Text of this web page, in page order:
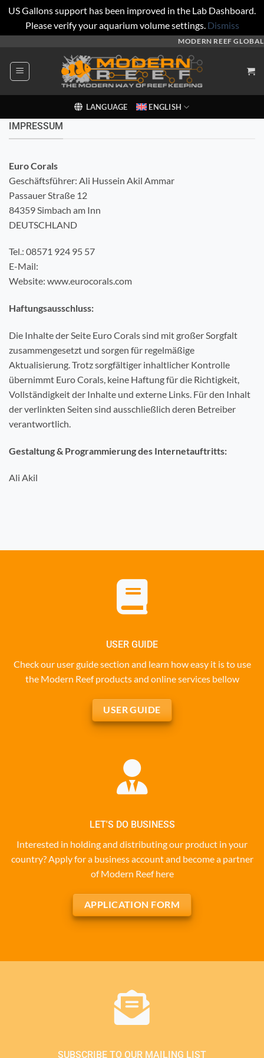
US Gallons support has been improved in the Lab Dashboard.
Please verify your aquarium volume settings. Dismiss
content
MODERN REEF GLOBAL
LANGUAGE ENGLISH
IMPRESSUM
Euro Corals
Geschäftsführer: Ali Hussein Akil Ammar
Passauer Straße 12
84359 Simbach am Inn
DEUTSCHLAND
Tel.: 08571 924 95 57
E-Mail:
Website: www.eurocorals.com
Haftungsausschluss:
Die Inhalte der Seite Euro Corals sind mit großer Sorgfalt
zusammengesetzt und sorgen für regelmäßige
Aktualisierung. Trotz sorgfältiger inhaltlicher Kontrolle
übernimmt Euro Corals, keine Haftung für die Richtigkeit,
Vollständigkeit der Inhalte und externe Links. Für den Inhalt
der verlinkten Seiten sind ausschließlich deren Betreiber
verantwortlich.
Gestaltung & Programmierung des Internetauftritts:
Ali Akil
USER GUIDE
Check our user guide section and learn how easy it is to use
the Modern Reef products and online services bellow
USER GUIDE
LET'S DO BUSINESS
Interested in holding and distributing our product in your
country? Apply for a business account and become a partner
of Modern Reef here
APPLICATION FORM
SUBSCRIBE TO OUR MAILING LIST